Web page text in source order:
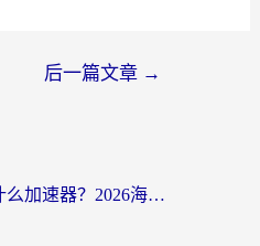
后一篇文章 →
国外打魔渊之刃用什么加速器？2026海外玩家国服游戏加速全攻略（附闪耀暖暖&复苏的魔女避坑指南）